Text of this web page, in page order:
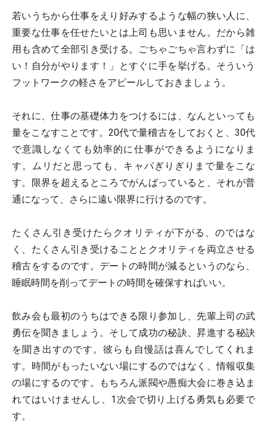
若いうちから仕事をえり好みするような幅の狭い人に、
重要な仕事を任せたいとは上司も思いません。だから雑
用も含めて全部引き受ける。ごちゃごちゃ言わずに「は
い！自分がやります！」とすぐに手を挙げる。そういう
フットワークの軽さをアピールしておきましょう。
それに、仕事の基礎体力をつけるには、なんといっても
量をこなすことです。20代で量稽古をしておくと、30代
で意識しなくても効率的に仕事ができるようになりま
す。ムリだと思っても、キャパぎりぎりまで量をこな
す。限界を超えるところでがんばっていると、それが普
通になって、さらに遠い限界に行けるのです。
たくさん引き受けたらクオリティが下がる、のではな
く、たくさん引き受けることとクオリティを両立させる
稽古をするのです。デートの時間が減るというのなら、
睡眠時間を削ってデートの時間を確保すればいい。
飲み会も最初のうちはできる限り参加し、先輩上司の武
勇伝を聞きましょう。そして成功の秘訣、昇進する秘訣
を聞き出すのです。彼らも自慢話は喜んでしてくれま
す。時間がもったいない場にするのではなく、情報収集
の場にするのです。もちろん派閥や愚痴大会に巻き込ま
れてはいけませんし、1次会で切り上げる勇気も必要で
す。